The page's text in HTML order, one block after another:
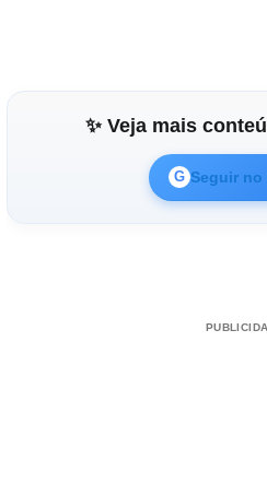
✨ Veja mais
G Seguir no